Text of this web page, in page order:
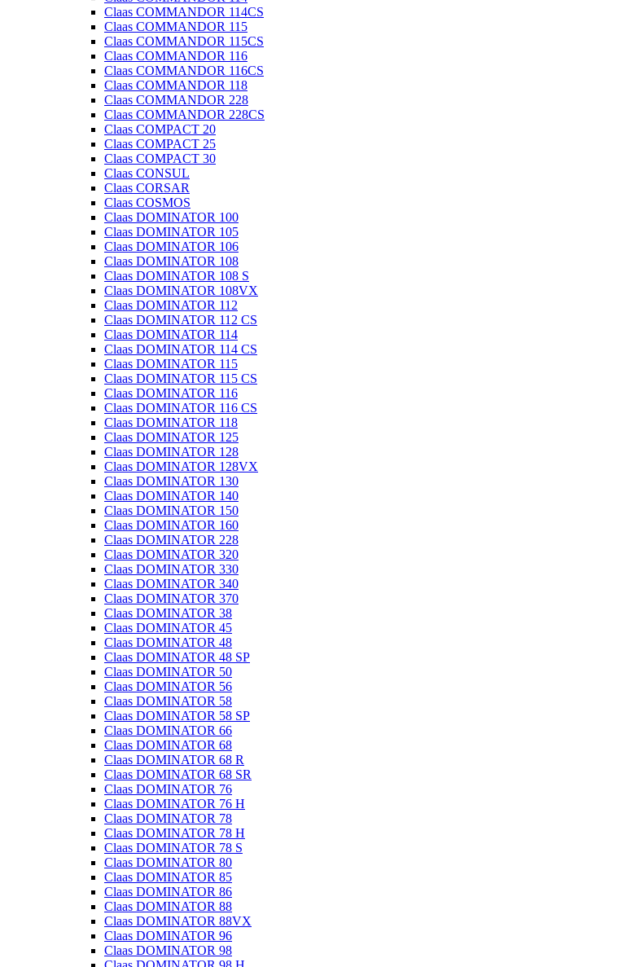
Claas COMMANDOR 114CS
Claas COMMANDOR 115
Claas COMMANDOR 115CS
Claas COMMANDOR 116
Claas COMMANDOR 116CS
Claas COMMANDOR 118
Claas COMMANDOR 228
Claas COMMANDOR 228CS
Claas COMPACT 20
Claas COMPACT 25
Claas COMPACT 30
Claas CONSUL
Claas CORSAR
Claas COSMOS
Claas DOMINATOR 100
Claas DOMINATOR 105
Claas DOMINATOR 106
Claas DOMINATOR 108
Claas DOMINATOR 108 S
Claas DOMINATOR 108VX
Claas DOMINATOR 112
Claas DOMINATOR 112 CS
Claas DOMINATOR 114
Claas DOMINATOR 114 CS
Claas DOMINATOR 115
Claas DOMINATOR 115 CS
Claas DOMINATOR 116
Claas DOMINATOR 116 CS
Claas DOMINATOR 118
Claas DOMINATOR 125
Claas DOMINATOR 128
Claas DOMINATOR 128VX
Claas DOMINATOR 130
Claas DOMINATOR 140
Claas DOMINATOR 150
Claas DOMINATOR 160
Claas DOMINATOR 228
Claas DOMINATOR 320
Claas DOMINATOR 330
Claas DOMINATOR 340
Claas DOMINATOR 370
Claas DOMINATOR 38
Claas DOMINATOR 45
Claas DOMINATOR 48
Claas DOMINATOR 48 SP
Claas DOMINATOR 50
Claas DOMINATOR 56
Claas DOMINATOR 58
Claas DOMINATOR 58 SP
Claas DOMINATOR 66
Claas DOMINATOR 68
Claas DOMINATOR 68 R
Claas DOMINATOR 68 SR
Claas DOMINATOR 76
Claas DOMINATOR 76 H
Claas DOMINATOR 78
Claas DOMINATOR 78 H
Claas DOMINATOR 78 S
Claas DOMINATOR 80
Claas DOMINATOR 85
Claas DOMINATOR 86
Claas DOMINATOR 88
Claas DOMINATOR 88VX
Claas DOMINATOR 96
Claas DOMINATOR 98